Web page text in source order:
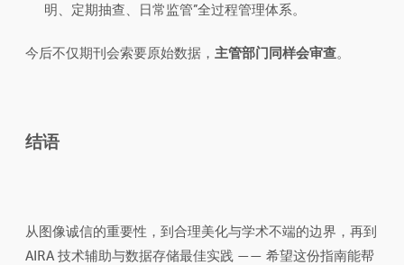
明、定期抽查、日常监管”全过程管理体系。
今后不仅期刊会索要原始数据， 主管部门同样会审查。
结语
从图像诚信的重要性，到合理美化与学术不端的边界，再到
AIRA 技术辅助与数据存储最佳实践 —— 希望这份指南能帮